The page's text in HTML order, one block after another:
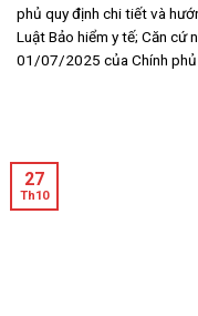
phủ quy định chi tiết và
Luật Bảo hiểm y tế; Căn
01/07/2025 của Chính
27
Th10